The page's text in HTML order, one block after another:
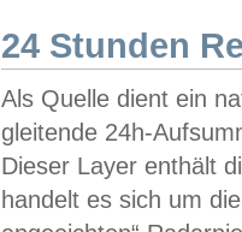
24 Stunden
Als Quelle dient ein
gleitende 24h-
Dieser Layer enthält
handelt es sich um